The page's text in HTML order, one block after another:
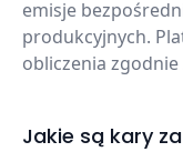
emisje
produkcyjnych.
obliczenia
Jakie są kary